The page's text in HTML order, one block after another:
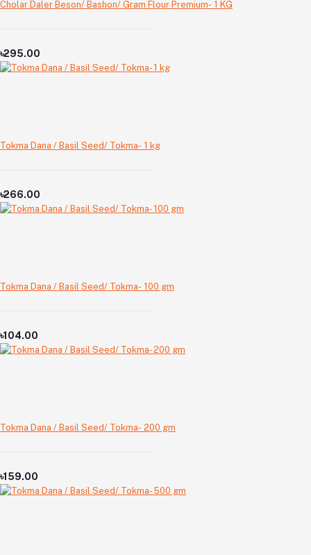
Cholar Daler Beson/ Bashon/ Gram Flour Premium- 1 KG
৳295.00
Tokma Dana / Basil Seed/ Tokma- 1 kg
৳266.00
Tokma Dana / Basil Seed/ Tokma- 100 gm
৳104.00
Tokma Dana / Basil Seed/ Tokma- 200 gm
৳159.00